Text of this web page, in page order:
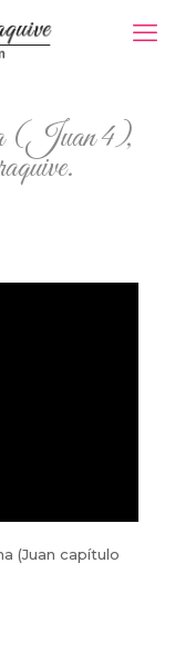
(Juan 4),
(Juan capítulo